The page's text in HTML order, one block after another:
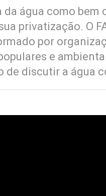
água como bem
privatização. O
por
e
de discutir a água